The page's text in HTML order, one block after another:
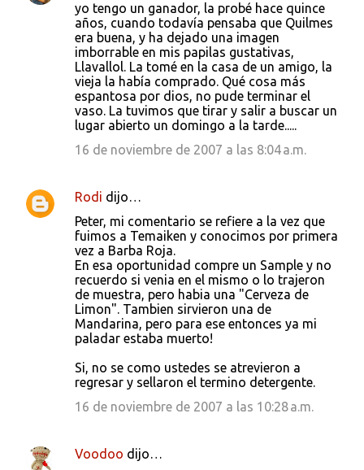
yo tengo un ganador, la probé hace quince
años, cuando todavía pensaba que Quilmes
era buena, y ha dejado una imagen
imborrable en mis papilas gustativas,
Llavallol. La tomé en la casa de un amigo, la
vieja la había comprado. Qué cosa más
espantosa por dios, no pude terminar el
vaso. La tuvimos que tirar y salir a buscar un
lugar abierto un domingo a la tarde.....
16 de noviembre de 2007 a las 8:04 a.m.
Rodi dijo…
Peter, mi comentario se refiere a la vez que
fuimos a Temaiken y conocimos por primera
vez a Barba Roja.
En esa oportunidad compre un Sample y no
recuerdo si venia en el mismo o lo trajeron
de muestra, pero habia una "Cerveza de
Limon". Tambien sirvieron una de
Mandarina, pero para ese entonces ya mi
paladar estaba muerto!
Si, no se como ustedes se atrevieron a
regresar y sellaron el termino detergente.
16 de noviembre de 2007 a las 10:28 a.m.
Voodoo dijo…